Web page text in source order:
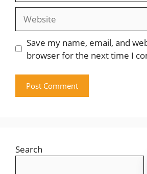
Website
Save my name, email, and
browser for the next time I
Search